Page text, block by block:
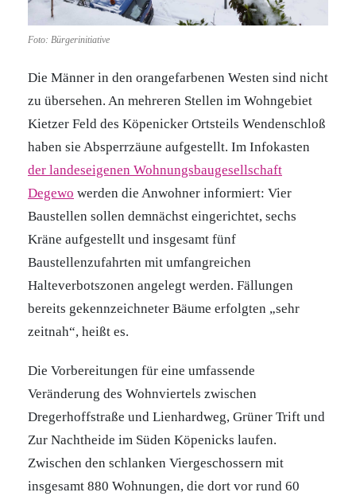
Foto: Bürgerinitiative
Die Männer in den orangefarbenen Westen sind nicht
zu übersehen. An mehreren Stellen im Wohngebiet
Kietzer Feld des Köpenicker Ortsteils Wendenschloß
haben sie Absperrzäune aufgestellt. Im Infokasten
der landeseigenen Wohnungsbaugesellschaft
Degewo werden die Anwohner informiert: Vier
Baustellen sollen demnächst eingerichtet, sechs
Kräne aufgestellt und insgesamt fünf
Baustellenzufahrten mit umfangreichen
Halteverbotszonen angelegt werden. Fällungen
bereits gekennzeichneter Bäume erfolgten „sehr
zeitnah“, heißt es.
Die Vorbereitungen für eine umfassende
Veränderung des Wohnviertels zwischen
Dregerhoffstraße und Lienhardweg, Grüner Trift und
Zur Nachtheide im Süden Köpenicks laufen.
Zwischen den schlanken Viergeschossern mit
insgesamt 880 Wohnungen, die dort vor rund 60